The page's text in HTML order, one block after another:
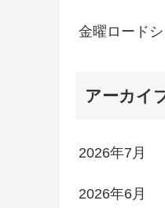
金曜ロード
アーカイ
2026年7月
2026年6月